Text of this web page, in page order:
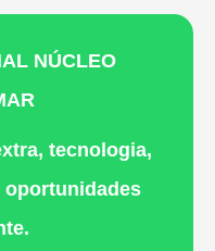
NÚCLEO
tecnologia,
oportunidades